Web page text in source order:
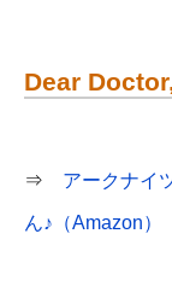
Dear
⇒ アークナイ
ん♪（Amazon）